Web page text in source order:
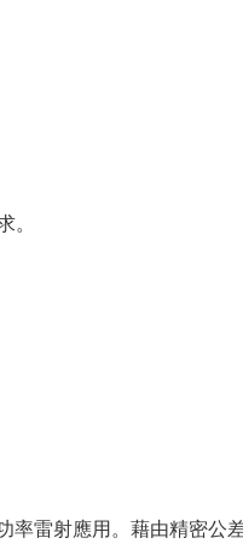
。
率雷射應用。藉由精密